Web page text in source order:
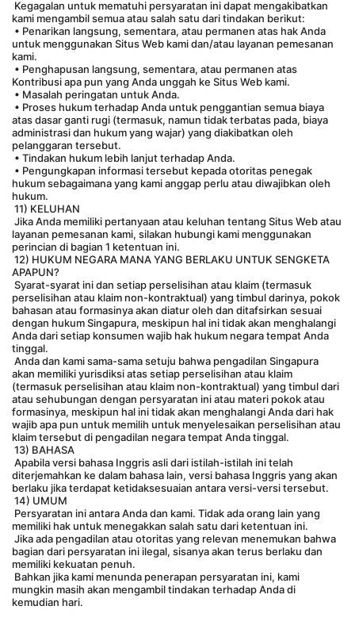
kami mengambil semua atau salah satu dari tindakan berikut:
untuk menggunakan Situs Web kami dan/atau layanan pemesanan
kami.
Kontribusi apa pun yang Anda unggah ke Situs Web kami.
• Masalah peringatan untuk Anda.
atas dasar ganti rugi (termasuk, namun tidak terbatas pada, biaya
administrasi dan hukum yang wajar) yang diakibatkan oleh
pelanggaran tersebut.
• Tindakan hukum lebih lanjut terhadap Anda.
hukum sebagaimana yang kami anggap perlu atau diwajibkan oleh
hukum.
11) KELUHAN
layanan pemesanan kami, silakan hubungi kami menggunakan
perincian di bagian 1 ketentuan ini.
APAPUN?
perselisihan atau klaim non-kontraktual) yang timbul darinya, pokok
bahasan atau formasinya akan diatur oleh dan ditafsirkan sesuai
dengan hukum Singapura, meskipun hal ini tidak akan menghalangi
Anda dari setiap konsumen wajib hak hukum negara tempat Anda
tinggal.
akan memiliki yurisdiksi atas setiap perselisihan atau klaim
(termasuk perselisihan atau klaim non-kontraktual) yang timbul dari
atau sehubungan dengan persyaratan ini atau materi pokok atau
formasinya, meskipun hal ini tidak akan menghalangi Anda dari hak
wajib apa pun untuk memilih untuk menyelesaikan perselisihan atau
klaim tersebut di pengadilan negara tempat Anda tinggal.
13) BAHASA
diterjemahkan ke dalam bahasa lain, versi bahasa Inggris yang akan
berlaku jika terdapat ketidaksesuaian antara versi-versi tersebut.
14) UMUM
memiliki hak untuk menegakkan salah satu dari ketentuan ini.
bagian dari persyaratan ini ilegal, sisanya akan terus berlaku dan
memiliki kekuatan penuh.
mungkin masih akan mengambil tindakan terhadap Anda di
kemudian hari.